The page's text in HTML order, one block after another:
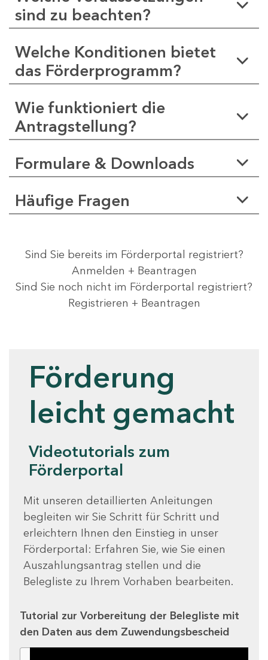
sind zu beachten?
Welche Konditionen bietet
das Förderprogramm?
Wie funktioniert die
Antragstellung?
Formulare & Downloads
Häufige Fragen
Sind Sie bereits im Förderportal registriert?
Anmelden + Beantragen
Sind Sie noch nicht im Förderportal registriert?
Registrieren + Beantragen
Förderung
leicht gemacht
Videotutorials zum
Förderportal
Mit unseren detaillierten Anleitungen
begleiten wir Sie Schritt für Schritt und
erleichtern Ihnen den Einstieg in unser
Förderportal: Erfahren Sie, wie Sie einen
Auszahlungsantrag stellen und die
Belegliste zu Ihrem Vorhaben bearbeiten.
Tutorial zur Vorbereitung der Belegliste mit
den Daten aus dem Zuwendungsbescheid